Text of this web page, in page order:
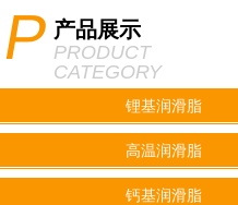
P产品展示
PRODUCT
CATEGORY
锂基润滑脂
高温润滑脂
钙基润滑脂